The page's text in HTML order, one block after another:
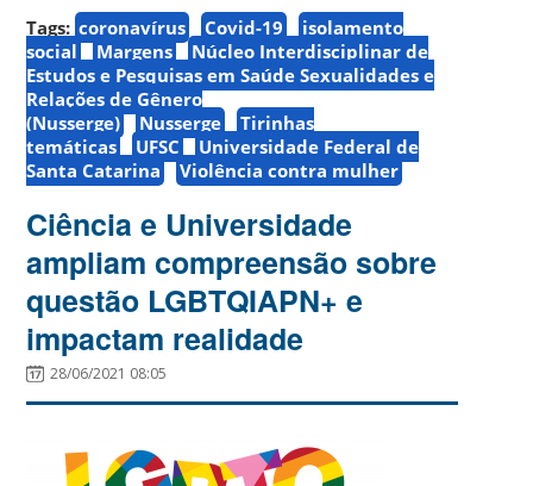
Tags: coronavírus Covid-19
isolamento
social
Margens
Núcleo Interdisciplinar de
Estudos e Pesquisas em Saúde Sexualidades e
Relações de Gênero
(Nusserge)
Nusserge
Tirinhas
temáticas
UFSC
Universidade Federal de
Santa Catarina
Violência contra mulher
Ciência e Universidade
ampliam compreensão sobre
questão LGBTQIAPN+ e
impactam realidade
28/06/2021 08:05